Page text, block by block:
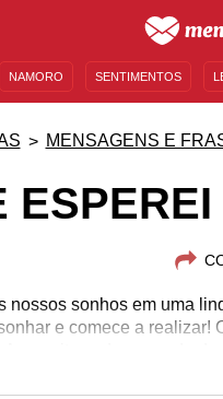
NAMORO SENTIMENTOS
MENSAGENS E
nossos sonhos em uma
e comece a realizar!
Aproveite cada segundo